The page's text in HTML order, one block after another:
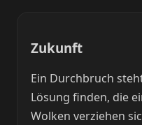
Zukunft
Ein Durchbruch
Lösung finden, die
Wolken verziehen